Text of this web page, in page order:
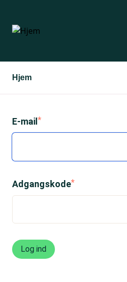
hovedindhold
Hjem
E-mail
Adgangskode